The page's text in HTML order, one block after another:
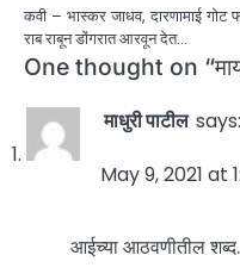
कवी – भास्कर जाधव, दारणामाई गोट
राब राबून डोंगरात आरवून देत…
One thought on “
माधुरी पाटील says:
May 9, 2021 at
आईच्या आठवणीतील